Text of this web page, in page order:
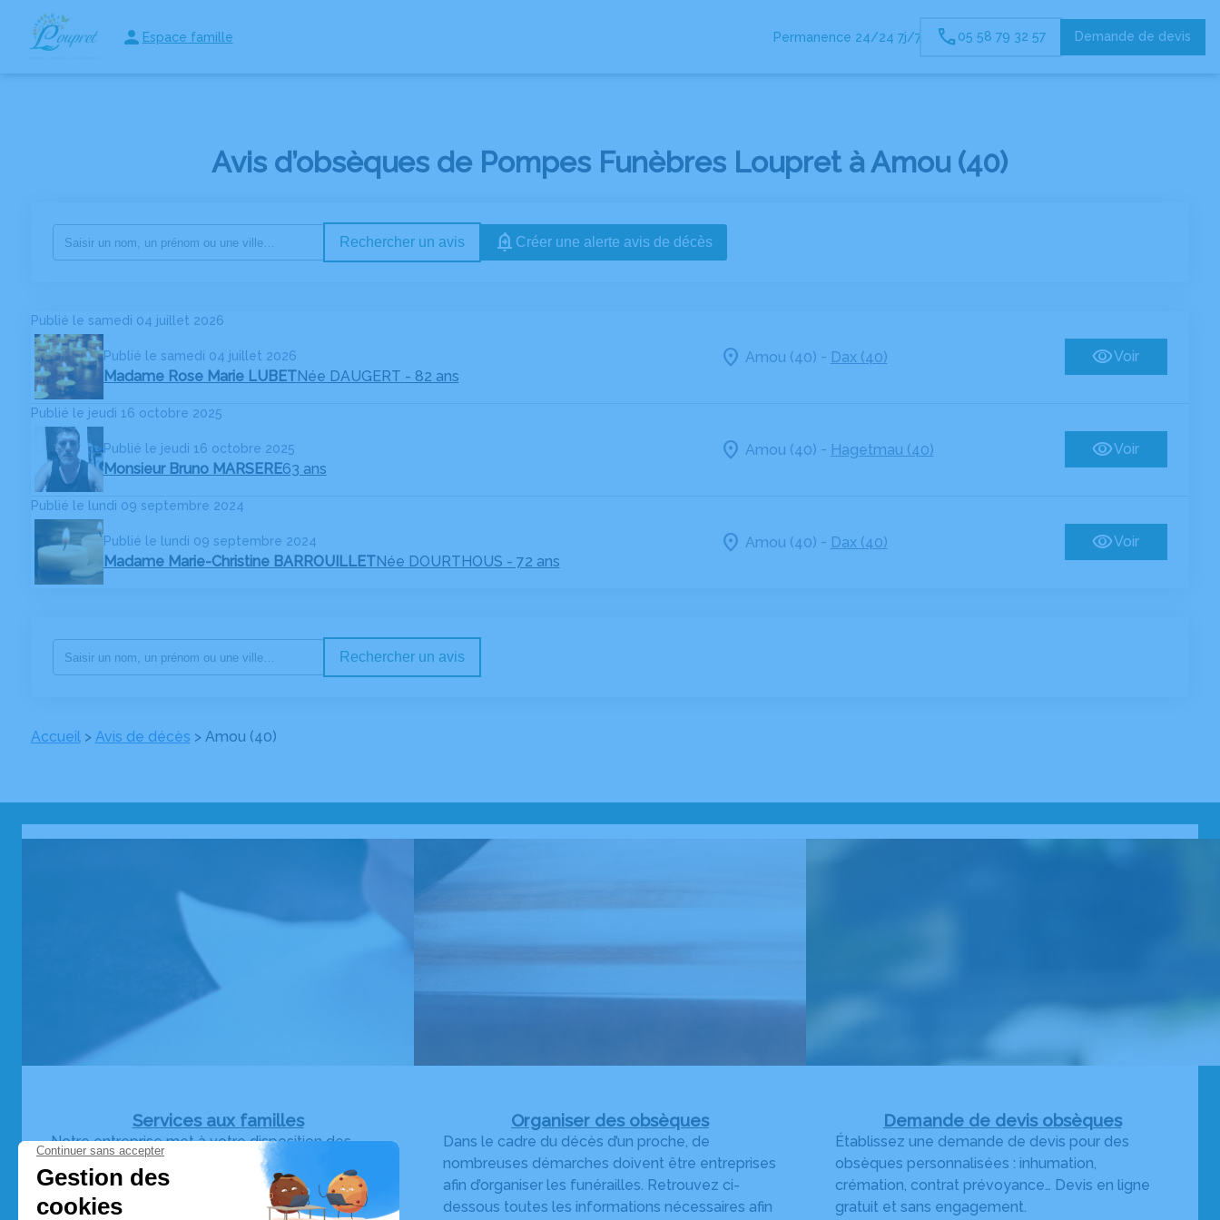
Espace famille Permanence 24/24 7j/7 05 58 79 32 57 Demande de devis
NOS SERVICES NOS AGENCES
Avis d’obsèques de Pompes Funèbres Loupret à Amou (40)
Rechercher un avis Créer une alerte avis de décès
Publié le samedi 04 juillet 2026
Publié le samedi 04 juillet 2026
Madame Rose Marie LUBETNée DAUGERT - 82 ans
Amou (40) - Dax (40) Voir
Publié le jeudi 16 octobre 2025
Publié le jeudi 16 octobre 2025
Monsieur Bruno MARSERE63 ans
Amou (40) - Hagetmau (40) Voir
Publié le lundi 09 septembre 2024
Publié le lundi 09 septembre 2024
Madame Marie-Christine BARROUILLETNée DOURTHOUS - 72 ans
Amou (40) - Dax (40) Voir
Rechercher un avis
Accueil> Avis de décès > Amou (40)
Services aux familles
Notre entreprise met à votre disposition des
services pour simplifier votre contribution aux
obsèques et vous permettre de vivre plus
sereinement votre deuil.
Organiser des obsèques
Dans le cadre du décès d’un proche, de
nombreuses démarches doivent être entreprises
afin d’organiser les funérailles. Retrouvez ci-
dessous toutes les informations nécessaires afin
Demande de devis obsèques
Établissez une demande de devis pour des
obsèques personnalisées : inhumation,
crémation, contrat prévoyance… Devis en ligne
gratuit et sans engagement.